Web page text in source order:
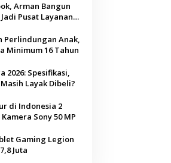
Arman Bangun
Pusat Layanan
Perlindungan Anak,
Minimum 16 Tahun
2026: Spesifikasi,
Layak Dibeli?
di Indonesia 2
Sony 50 MP
Gaming Legion
Juta